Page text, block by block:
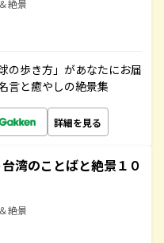
絶景
の歩き方」があなたにお届
言と癒やしの絶景集
詳細を見る
湾のことばと絶景１０
絶景